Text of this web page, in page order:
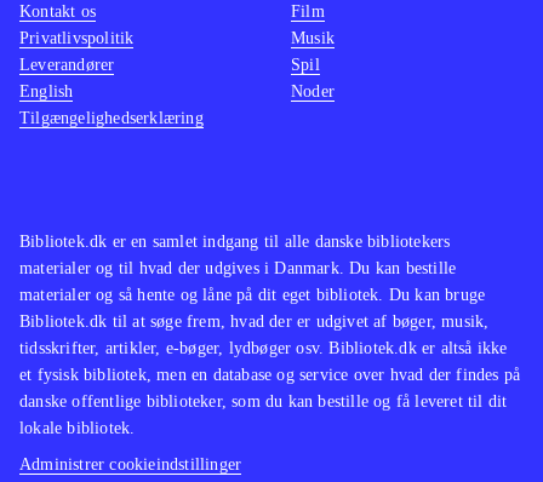
Bibliotek.dk er en samlet indgang til alle danske bibliotekers
materialer og til hvad der udgives i Danmark. Du kan bestille
materialer og så hente og låne på dit eget bibliotek. Du kan bruge
Bibliotek.dk til at søge frem, hvad der er udgivet af bøger, musik,
tidsskrifter, artikler, e-bøger, lydbøger osv. Bibliotek.dk er altså ikke
et fysisk bibliotek, men en database og service over hvad der findes på
danske offentlige biblioteker, som du kan bestille og få leveret til dit
lokale bibliotek.
Administrer cookieindstillinger
Kontakt os
Privatlivspolitik
Leverandører
English
Tilgængelighedserklæring
Film
Musik
Spil
Noder